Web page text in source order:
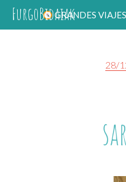
FurgoBidaiakGRANDES VIAJES
28/